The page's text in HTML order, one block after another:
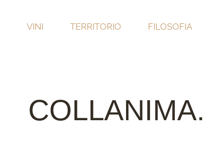
VINI TERRITORIO FILOSOFIA
COLLANIMA.